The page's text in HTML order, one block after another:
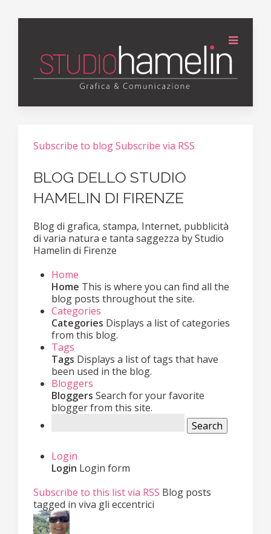
Subscribe to blogSubscribe via RSS
BLOG DELLO STUDIO
HAMELIN DI FIRENZE
Blog di grafica, stampa, Internet, pubblicità
di varia natura e tanta saggezza by Studio
Hamelin di Firenze
Home
Home This is where you can find all the
blog posts throughout the site.
Categories
Categories Displays a list of categories
from this blog.
Tags
Tags Displays a list of tags that have
been used in the blog.
Bloggers
Bloggers Search for your favorite
blogger from this site.
Search
Login
Login Login form
Subscribe to this list via RSS Blog posts
tagged in viva gli eccentrici